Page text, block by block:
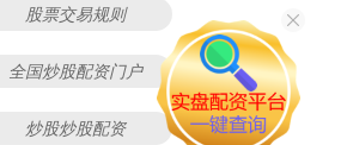
股票交易规则
全国炒股配资门户
炒股炒股配资